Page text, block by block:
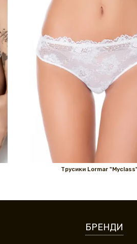
Трусики Lormar "Myclass"
БРЕНДИ